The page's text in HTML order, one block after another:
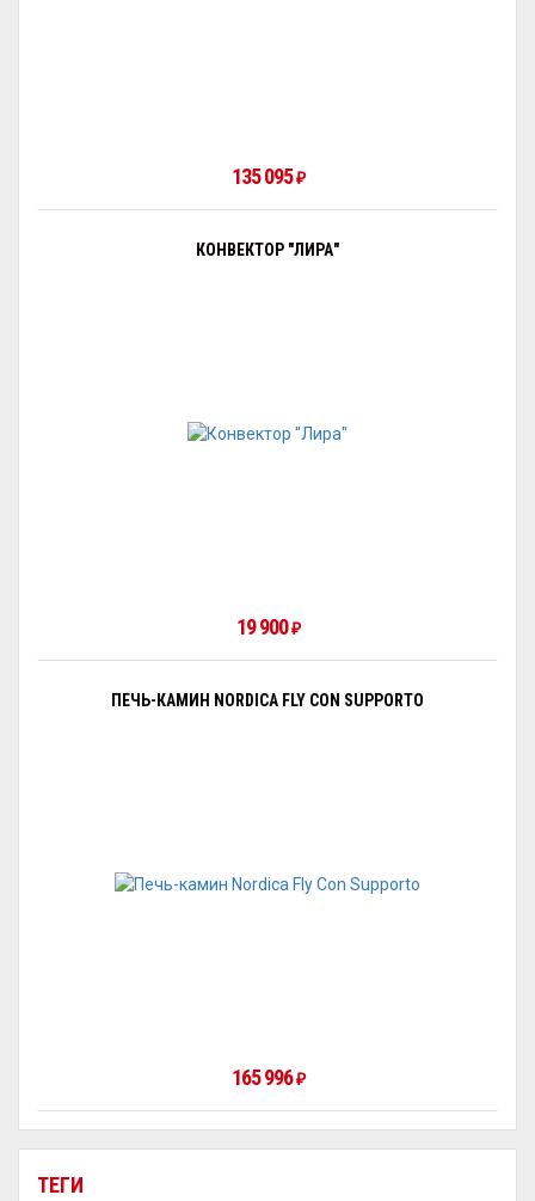
ТЕГИ
135 095 ₽
КОНВЕКТОР "ЛИРА"
19 900 ₽
ПЕЧЬ-КАМИН NORDICA FLY CON SUPPORTO
165 996 ₽